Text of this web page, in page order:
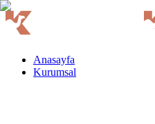
Anasayfa
Kurumsal